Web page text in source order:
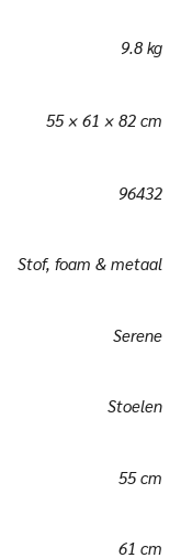
9.8 kg
55 × 61 × 82 cm
96432
Stof, foam & metaal
Serene
Stoelen
55 cm
61 cm